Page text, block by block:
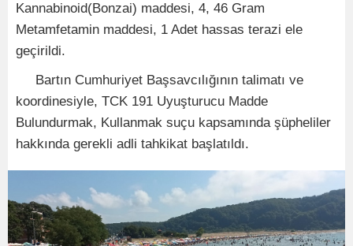
Kannabinoid(Bonzai) maddesi, 4, 46 Gram
Metamfetamin maddesi, 1 Adet hassas terazi ele
geçirildi.
Bartın Cumhuriyet Başsavcılığının talimatı ve
koordinesiyle, TCK 191 Uyuşturucu Madde
Bulundurmak, Kullanmak suçu kapsamında şüpheliler
hakkında gerekli adli tahkikat başlatıldı.